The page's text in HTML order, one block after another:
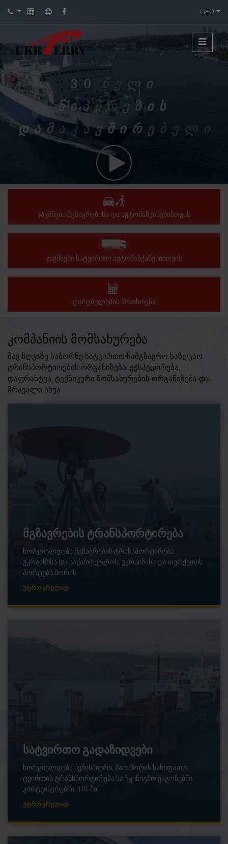
GEO
3 0 Წ Ლ Ი
Ნ Ა Პ Ი Რ Ე Ბ Ი Ს
Დ Ა Მ Ა Კ Ა Ვ Შ Ი Რ Ე Ბ Ე Ლ Ი
ᲯᲐᲕᲨᲜᲔᲑᲘ ᲛᲒᲖᲐᲕᲠᲔᲑᲘᲡᲐ ᲓᲐ ᲐᲕᲢᲝᲛᲐᲜᲥᲐᲜᲔᲑᲘᲡᲗᲕᲘᲡ
ᲯᲐᲕᲨᲜᲔᲑᲘ ᲡᲐᲢᲕᲘᲠᲗᲝ ᲐᲕᲢᲝᲛᲐᲜᲥᲐᲜᲔᲑᲘᲡᲗᲕᲘᲡ
ᲦᲘᲠᲔᲑᲣᲚᲔᲑᲘᲡ ᲛᲝᲗᲮᲝᲕᲜᲐ
ᲙᲝᲛᲞᲐᲜᲘᲘᲡ ᲛᲝᲛᲡᲐᲮᲣᲠᲔᲑᲐ
შავ ზღვაზე საბორნე სატვირთო-სამგზავრო საზღვაო
ტრანსპორტირების ორგანიზება: ექსპედირება,
დაფრახტვა, ტექნიკური მომსახურების ორგანიზება და
მრავალი სხვა
მგზავრების ტრანსპორტირება
ხორციელდება მგზავრების ტრანსპორტირება
უკრაინისა და საქართველოს, უკრაინისა და თურქეთის
პორტებს შორის.
ᲣᲤᲠᲝ ᲕᲠᲪᲚᲐᲓ
სატვირთო გადაზიდვები
ხორციელდება ნებისმიერი, მათ შორის სახიფათო
ტვირთის ტრანსპორტირება სარკინიგზო ვაგონებში,
კონტეინერებში, TIR-ში.
ᲣᲤᲠᲝ ᲕᲠᲪᲚᲐᲓ